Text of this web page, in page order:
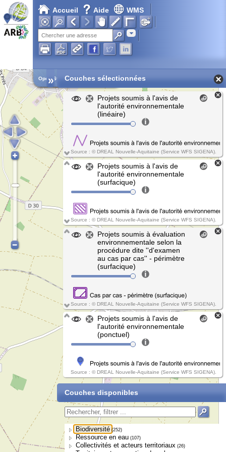
Accueil Aide WMS
Adresse
Chargement en cours...
Open Street Map
» Couches sélectionnées
Projets soumis à l'avis de
l'autorité environnementale
(linéaire)
Source : © DREAL Nouvelle-Aquitaine (Service WFS SIGENA).
Projets soumis à l'avis de
l'autorité environnementale
(surfacique)
Source : © DREAL Nouvelle-Aquitaine (Service WFS SIGENA).
Projets soumis à évaluation
environnementale selon la
procédure dite ''d'examen
au cas par cas'' - périmètre
(surfacique)
Source : © DREAL Nouvelle-Aquitaine (Service WFS SIGENA).
Projets soumis à l'avis de
l'autorité environnementale
(ponctuel)
Source : © DREAL Nouvelle-Aquitaine (Service WFS SIGENA).
Couches disponibles
Biodiversité (252)
Ressource en eau (107)
Collectivités et acteurs territoriaux (26)